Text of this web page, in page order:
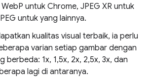
untuk Chrome, JPEG XR untuk
untuk yang lainnya.
kualitas visual terbaik, ia perlu
varian setiap gambar dengan
berbeda: 1x, 1,5x, 2x, 2,5x, 3x, dan
lagi di antaranya.